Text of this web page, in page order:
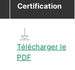
Certification
Télécharger le
PDF